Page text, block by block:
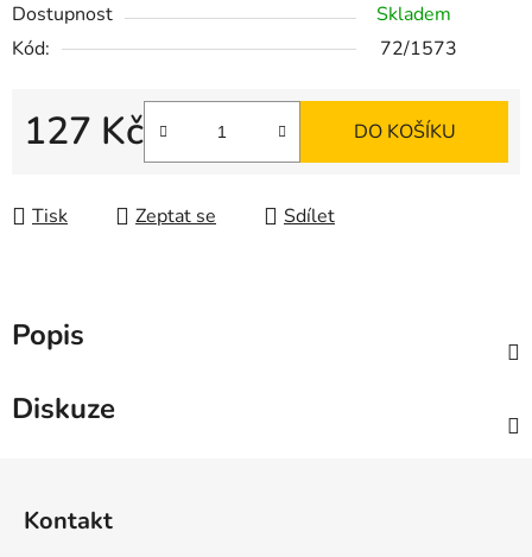
Dostupnost
Skladem
Kód:
72/1573
127 Kč DO KOŠÍKU
Tisk Zeptat se Sdílet
Popis
Diskuze
Kontakt